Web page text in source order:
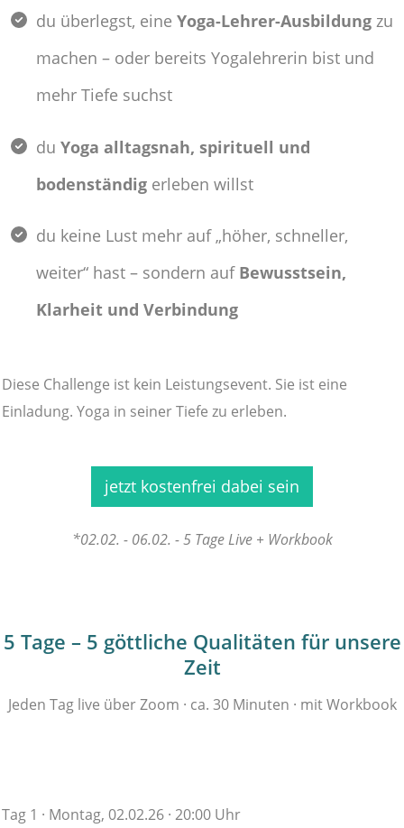
du überlegst, eine Yoga-Lehrer-Ausbildung zu
machen – oder bereits Yogalehrerin bist und
mehr Tiefe suchst
du Yoga alltagsnah, spirituell und
bodenständig erleben willst
du keine Lust mehr auf „höher, schneller,
weiter“ hast – sondern auf Bewusstsein,
Klarheit und Verbindung
Diese Challenge ist kein Leistungsevent. Sie ist eine
Einladung. Yoga in seiner Tiefe zu erleben.
jetzt kostenfrei dabei sein
*02.02. - 06.02. - 5 Tage Live + Workbook
5 Tage – 5 göttliche Qualitäten für unsere
Zeit
Jeden Tag live über Zoom · ca. 30 Minuten · mit Workbook
Tag 1 · Montag, 02.02.26 · 20:00 Uhr